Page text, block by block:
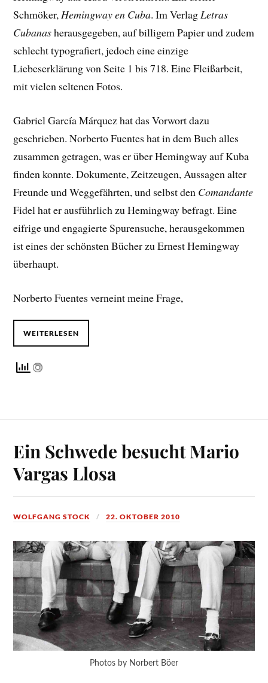
Schmöker,Hemingway en Cuba. Im VerlagLetras
Cubanasherausgegeben, auf billigem Papier und zudem
schlecht typografiert, jedoch eine einzige
Liebeserklärung von Seite 1 bis 718. Eine Fleißarbeit,
mit vielen seltenen Fotos.
Gabriel García Márquez hat das Vorwort dazu
geschrieben. Norberto Fuentes hat in dem Buch alles
zusammen getragen, was er über Hemingway auf Kuba
finden konnte. Dokumente, Zeitzeugen, Aussagen alter
Freunde und Weggefährten, und selbst den Comandante
Fidel hat er ausführlich zu Hemingway befragt. Eine
eifrige und engagierte Spurensuche, herausgekommen
ist eines der schönsten Bücher zu Ernest Hemingway
überhaupt.
Norberto Fuentes verneint meine Frage,
WEITERLESEN
Ein Schwede besucht Mario
Vargas Llosa
WOLFGANG STOCK 22. OKTOBER 2010
Photos by Norbert Böer